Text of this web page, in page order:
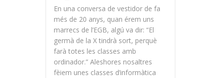
En una conversa de vestidor de fa
més de 20 anys, quan érem uns
marrecs de l’EGB, algú va dir: “El
germà de la X tindrà sort, perquè
farà totes les classes amb
ordinador.” Aleshores nosaltres
fèiem unes classes d’informàtica